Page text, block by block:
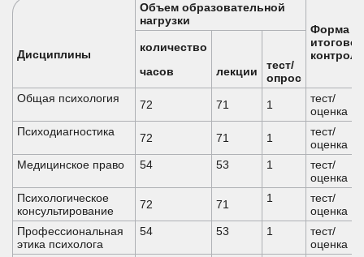
Дисциплины
Объем образовательной
нагрузки
Форма
контроля
количество
часов
лекции тест/
опрос
Общая психология
72 71 1
тест/
оценка
Психодиагностика
72 71 1
тест/
оценка
Медицинское право
54 53 1
тест/
оценка
Психологическое
консультирование
72 71 1
тест/
оценка
Профессиональная
этика психолога
54 53 1
тест/
оценка